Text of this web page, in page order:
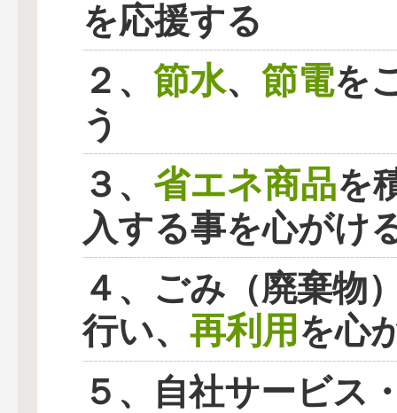
を応援する
２、 節水、 節電を
う
３、 省エネ商品を
入する事を心がけ
４、ごみ（廃棄物
行い、 再利用を心
５、自社サービス